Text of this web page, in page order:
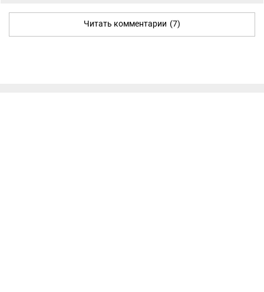
Читать комментарии (7)